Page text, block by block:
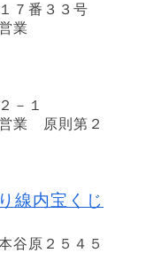
７番３３号
業
－１
業 原則第２
線内宝くじ
谷原２５４５